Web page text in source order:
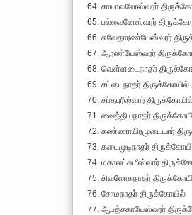
64. சாயாவனேஸ்வரர்
65. பல்லவனேஸ்வரர்
66. சுவேதாரண்யேஸ்வரர்
67. ஆரண்யேஸ்வரர்
68. வெள்ளடைநாதர்
69. சட்டைநாதர் திருக்கோயில்
70. சப்தபுரீஸ்வரர்
71. வைத்தியநாதர்
72. கண்ணாயிரமுடையார்
73. கடைமுடிநாதர்
74. மகாலட்சுமீஸ்வரர்
75. சிவலோகநாதர்
76. சோமநாதர் திருக்கோயில்
77. ஆபத்சகாயேஸ்வரர்